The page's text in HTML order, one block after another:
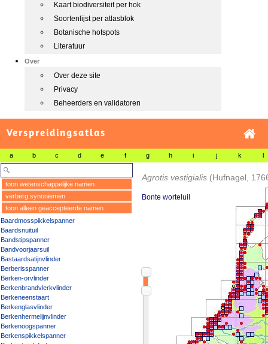
Kaart biodiversiteit per hok
Soortenlijst per atlasblok
Botanische hotspots
Literatuur
Over
Over deze site
Privacy
Beheerders en validatoren
Verspreidingsatlas
a b c d e f g h i j k l
toon wetenschappelijke namen
verberg synoniemen
toon alleen geaccepteerde namen
Baardmosspikkelspanner
Baardsnuituil
Bandstipspanner
Bandvoorjaarsuil
Bastaardsatijnvlinder
Berberisspanner
Berken-orvlinder
Berkenbrandvlerkvlinder
Berkeneenstaart
Berkenglasvlinder
Berkenhermelijnvlinder
Berkenoogspanner
Berkenspikkelspanner
Agrotis vestigialis (Hufnagel,
Bonte worteluil